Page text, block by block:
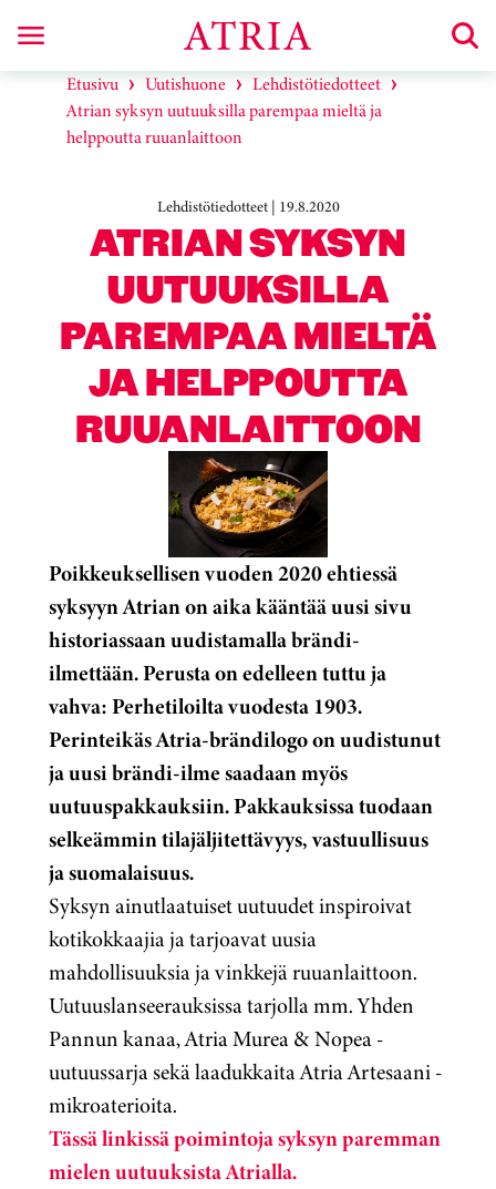
Etusivu Uutishuone
Lehdistötiedotteet
Atrian syksyn uutuuksilla parempaa mieltä ja
helppoutta ruuanlaittoon
Lehdistötiedotteet | 19.8.2020
ATRIAN SYKSYN
UUTUUKSILLA
PAREMPAA MIELTÄ
JA HELPPOUTTA
RUUANLAITTOON
Poikkeuksellisen vuoden 2020 ehtiessä
syksyyn Atrian on aika kääntää uusi sivu
historiassaan uudistamalla brändi-
ilmettään. Perusta on edelleen tuttu ja
vahva: Perhetiloilta vuodesta 1903.
Perinteikäs Atria-brändilogo on uudistunut
ja uusi brändi-ilme saadaan myös
uutuuspakkauksiin. Pakkauksissa tuodaan
selkeämmin tilajäljitettävyys, vastuullisuus
ja suomalaisuus.
Syksyn ainutlaatuiset uutuudet inspiroivat
kotikokkaajia ja tarjoavat uusia
mahdollisuuksia ja vinkkejä ruuanlaittoon.
Uutuuslanseerauksissa tarjolla mm. Yhden
Pannun kanaa, Atria Murea & Nopea -
uutuussarja sekä laadukkaita Atria Artesaani -
mikroaterioita.
Tässä linkissä poimintoja syksyn paremman
mielen uutuuksista Atrialla.